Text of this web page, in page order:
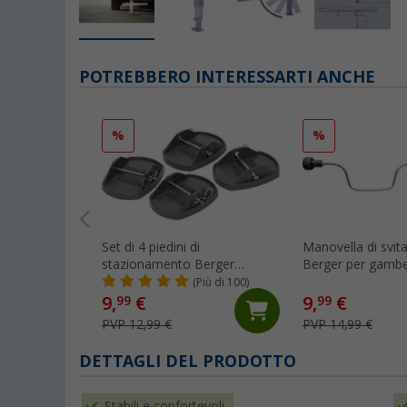
POTREBBERO INTERESSARTI ANCHE
%
Set di 4 piedini di
stazionamento Berger
Caravan Foot
(Più di 100)
9,99 €
PVP 12,99 €
%
Manovella di
Berger per
caravan
9,99 €
PVP 14,99 €
DETTAGLI DEL PRODOTTO